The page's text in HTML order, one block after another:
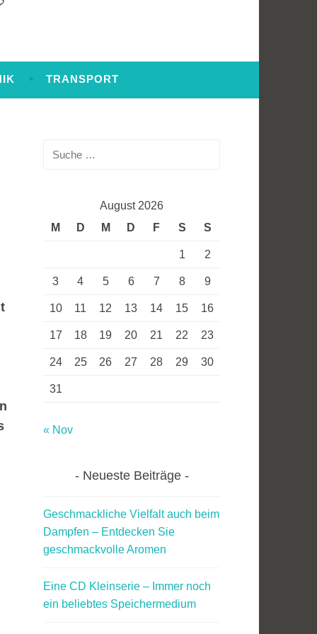
TRANSPORT
August 2026
M
D M D F S S
1 2
3 4 5 6 7 8 9
10 11 12 13 14 15 16
17 18 19 20 21 22 23
24 25 26 27 28 29 30
31
« Nov
Neueste Beiträge
Geschmackliche Vielfalt auch beim
Dampfen – Entdecken Sie
geschmackvolle Aromen
Eine CD Kleinserie – Immer noch
ein beliebtes Speichermedium